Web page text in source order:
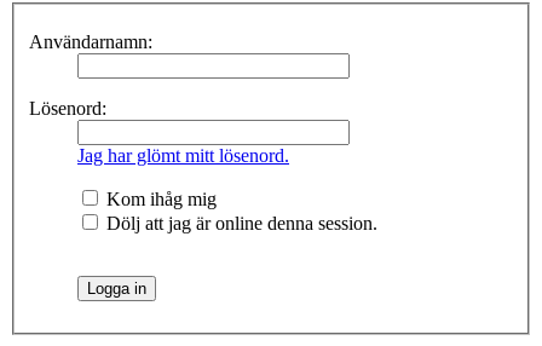
Användarnamn:
Lösenord:
Jag har glömt mitt lösenord.
Kom ihåg mig
Dölj att jag är online denna session.